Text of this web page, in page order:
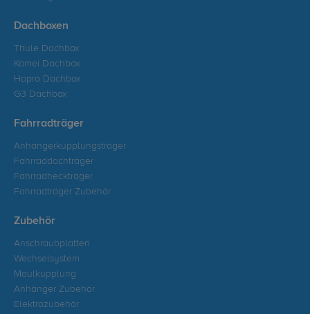
Dachboxen
Thule Dachbox
Kamei Dachbox
Hapro Dachbox
G3 Dachbox
Fahrradträger
Anhängerkupplungsträger
Fahrraddachträger
Fahrradheckträger
Fahrradträger Zubehör
Zubehör
Anschraubplatten
Wechselsystem
Maulkupplung
Anhänger Zubehör
Elektrozubehör